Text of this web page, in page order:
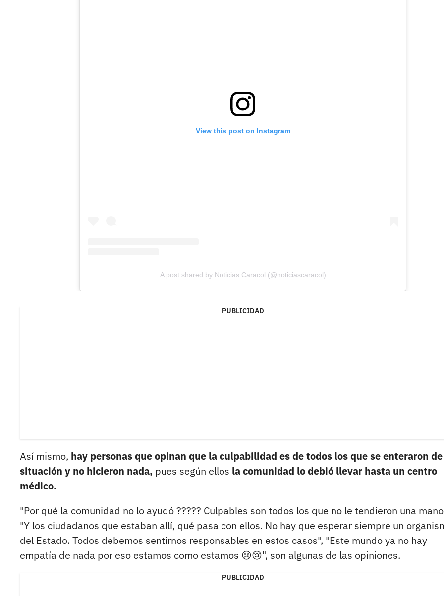
View this post on Instagram
A post shared by Noticias Caracol (@noticiascaracol)
PUBLICIDAD
Así mismo, hay personas que opinan que la culpabilidad es de todos los que se enteraron
situación y no hicieron nada, pues según ellos la comunidad lo debió llevar hasta un centro
médico.
"Por qué la comunidad no lo ayudó ????? Culpables son todos los que no le tendieron una
"Y los ciudadanos que estaban allí, qué pasa con ellos. No hay que esperar siempre un
del Estado. Todos debemos sentirnos responsables en estos casos", "Este mundo ya no hay
empatía de nada por eso estamos como estamos 😢😢", son algunas de las opiniones.
PUBLICIDAD